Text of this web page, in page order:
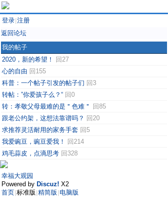
登录 注册
返回论坛
我的帖子
2020，新的希望！
回27
心的自由 回155
科普：一个帖子引发的帖子们 回3
转帖：”你爱孩子么？“ 回0
转：孝敬父母最难的是＂色难＂
回85
跟老公约架，这想法靠谱吗？ 回20
求推荐灵活耐用的家务手套 回5
我爱豌豆，豌豆爱我！
回214
鸡毛蒜皮，点滴思考 回328
幸福大观园
Powered by Discuz! X2
首页 标准版 精简版 电脑版